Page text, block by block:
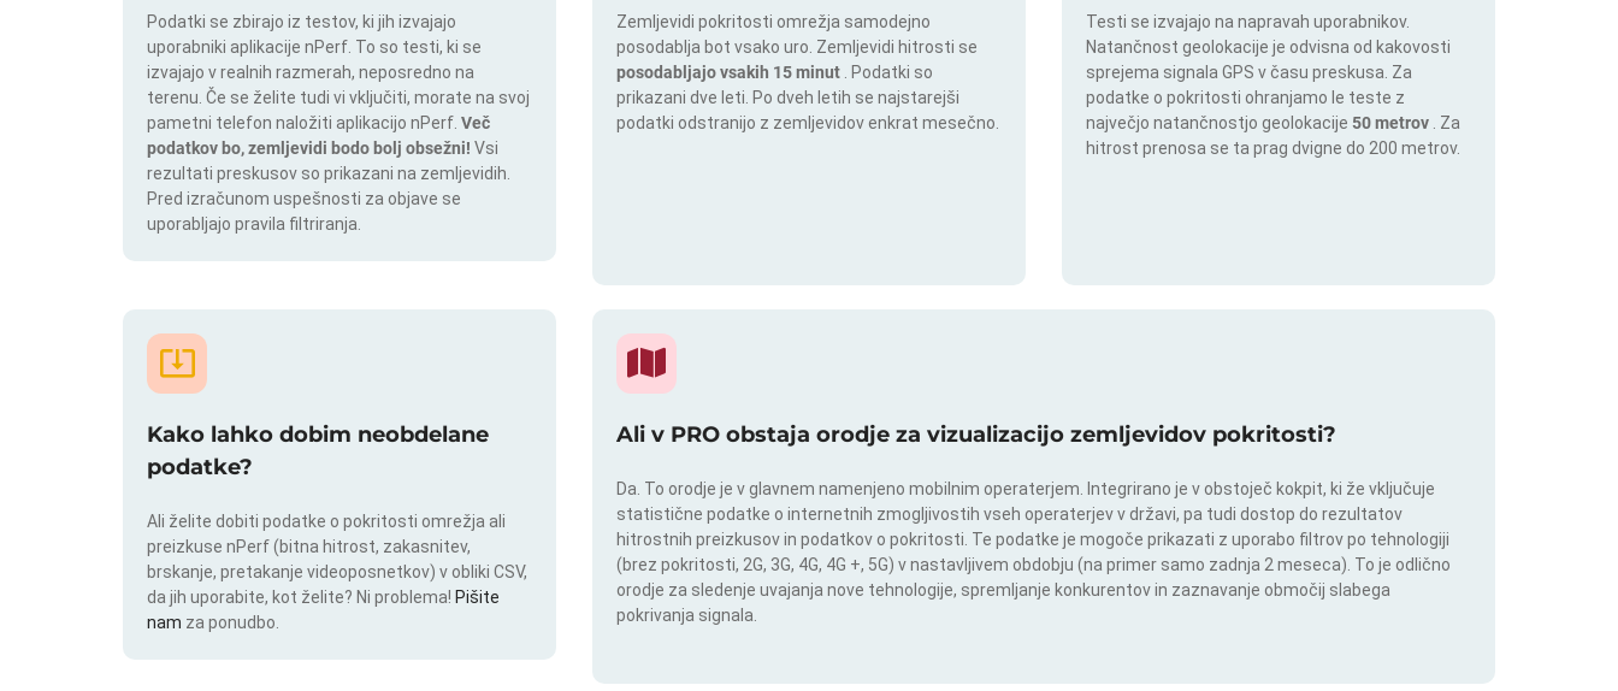
Podatki se zbirajo iz testov, ki jih izvajajo
uporabniki aplikacije nPerf. To so testi, ki se
izvajajo v realnih razmerah, neposredno na
terenu. Če se želite tudi vi vključiti, morate na svoj
pametni telefon naložiti aplikacijo nPerf. Več
podatkov bo, zemljevidi bodo bolj obsežni! Vsi
rezultati preskusov so prikazani na zemljevidih.
Pred izračunom uspešnosti za objave se
uporabljajo pravila filtriranja.
Zemljevidi pokritosti omrežja samodejno
posodablja bot vsako uro. Zemljevidi hitrosti se
posodabljajo vsakih 15 minut
. Podatki so
prikazani dve leti. Po dveh letih se najstarejši
podatki odstranijo z zemljevidov enkrat mesečno.
Testi se izvajajo na napravah uporabnikov.
Natančnost geolokacije je odvisna od kakovosti
sprejema signala GPS v času preskusa. Za
podatke o pokritosti ohranjamo le teste z
največjo natančnostjo geolokacije 50 metrov
. Za
hitrost prenosa se ta prag dvigne do 200 metrov.
Kako lahko dobim neobdelane
podatke?
Ali želite dobiti podatke o pokritosti omrežja ali
preizkuse nPerf (bitna hitrost, zakasnitev,
brskanje, pretakanje videoposnetkov) v obliki CSV,
da jih uporabite, kot želite? Ni problema! Pišite
nam za ponudbo.
Ali v PRO obstaja orodje za vizualizacijo zemljevidov pokritosti?
Da. To orodje je v glavnem namenjeno mobilnim operaterjem. Integrirano je v obstoječ kokpit, ki že vključuje
statistične podatke o internetnih zmogljivostih vseh operaterjev v državi, pa tudi dostop do rezultatov
hitrostnih preizkusov in podatkov o pokritosti. Te podatke je mogoče prikazati z uporabo filtrov po tehnologiji
(brez pokritosti, 2G, 3G, 4G, 4G +, 5G) v nastavljivem obdobju (na primer samo zadnja 2 meseca). To je odlično
orodje za sledenje uvajanja nove tehnologije, spremljanje konkurentov in zaznavanje območij slabega
pokrivanja signala.